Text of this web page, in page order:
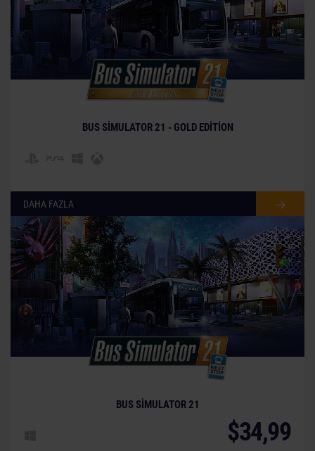
BUS SIMULATOR 21 - GOLD EDITION
DAHA FAZLA
BUS SIMULATOR 21
$34,99